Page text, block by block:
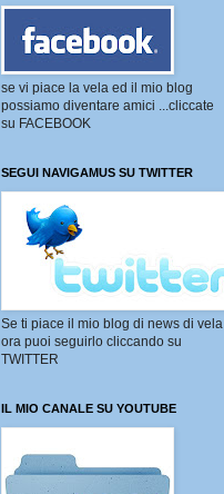
se vi piace la vela ed il mio blog
possiamo diventare amici ...cliccate
su FACEBOOK
SEGUI NAVIGAMUS SU TWITTER
Se ti piace il mio blog di news di vela
ora puoi seguirlo cliccando su
TWITTER
IL MIO CANALE SU YOUTUBE